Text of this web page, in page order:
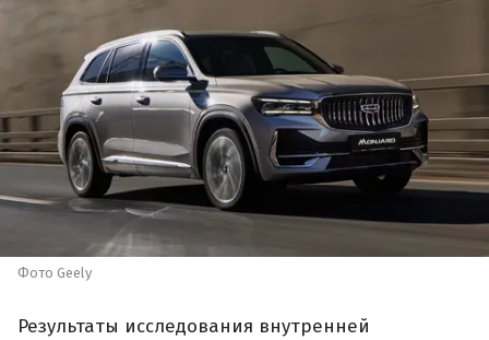
Фото Geely
Результаты исследования внутренней